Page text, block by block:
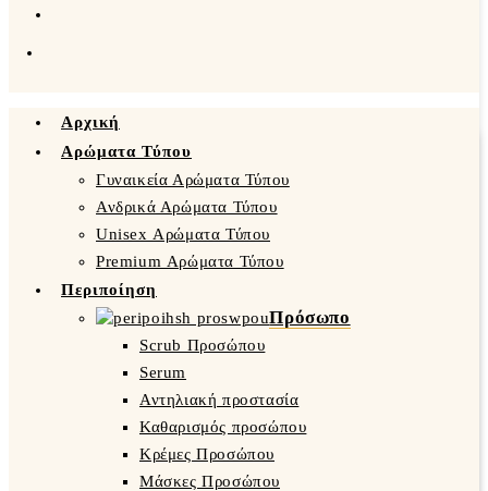
Αρχική
Αρώματα Τύπου
Γυναικεία Αρώματα Τύπου
Ανδρικά Αρώματα Τύπου
Unisex Αρώματα Τύπου
Premium Αρώματα Τύπου
Περιποίηση
Πρόσωπο
Scrub Προσώπου
Serum
Αντηλιακή προστασία
Καθαρισμός προσώπου
Κρέμες Προσώπου
Μάσκες Προσώπου